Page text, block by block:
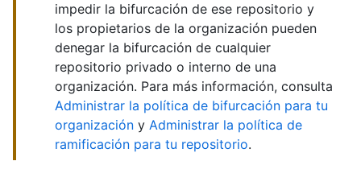
impedir la bifurcación de ese repositorio y
los propietarios de la organización pueden
denegar la bifurcación de cualquier
repositorio privado o interno de una
organización. Para más información, consulta
Administrar la política de bifurcación para tu
organización y Administrar la política de
ramificación para tu repositorio.